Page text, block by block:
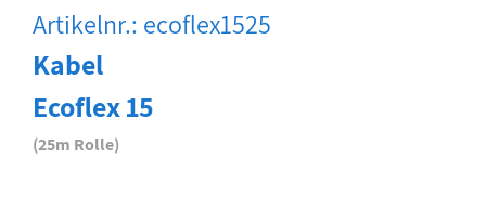
Artikelnr.: ecoflex1525
Kabel
Ecoflex 15
(25m Rolle)